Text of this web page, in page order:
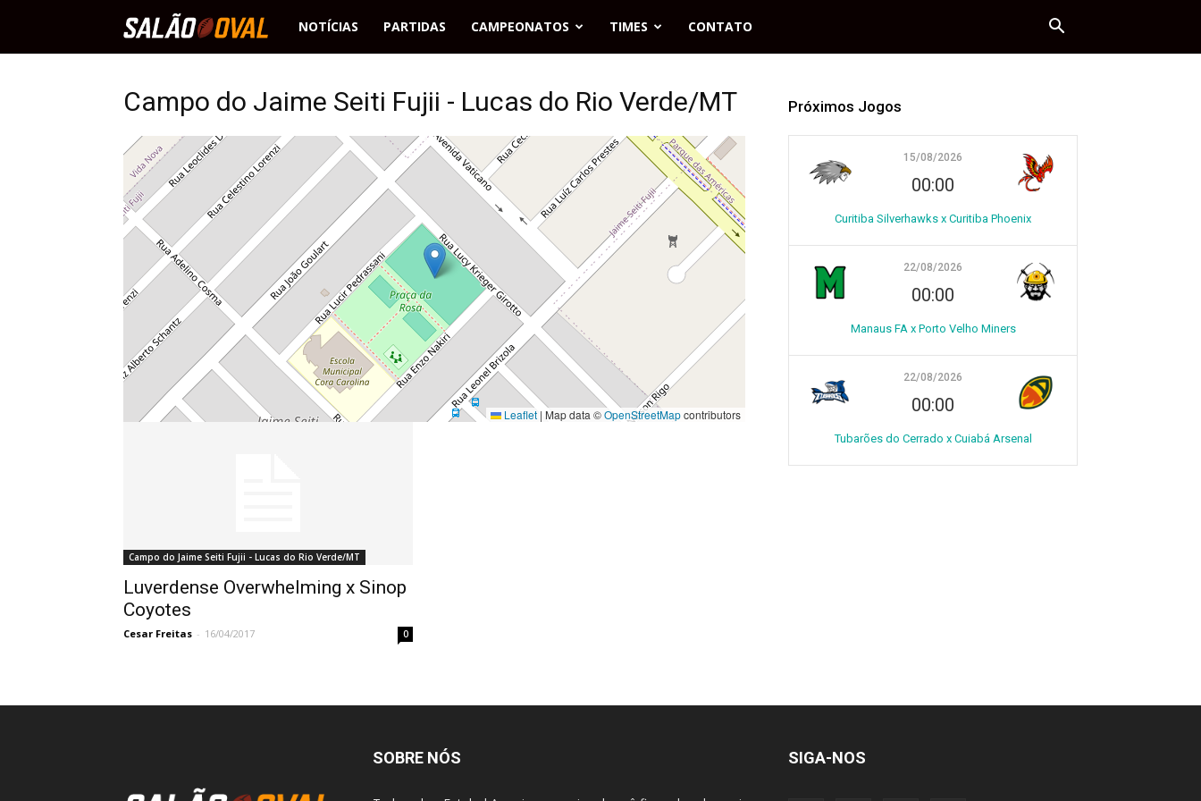
Salão
NOTÍCIAS PARTIDAS CAMPEONATOS TIMES CONTATO
Campo do Jaime Seiti Fujii - Lucas do Rio Verde/MT
Leaflet | Map data ©OpenStreetMapcontributors
Campo do Jaime Seiti Fujii - Lucas do Rio Verde/MT
Luverdense Overwhelming x Sinop
Coyotes
Cesar Freitas - 16/04/2017 0
Próximos Jogos
15/08/2026
00:00
Curitiba Silverhawks x Curitiba Phoenix
22/08/2026
00:00
Manaus FA x Porto Velho Miners
22/08/2026
00:00
Tubarões do Cerrado x Cuiabá Arsenal
SOBRE NÓS SIGA-NOS